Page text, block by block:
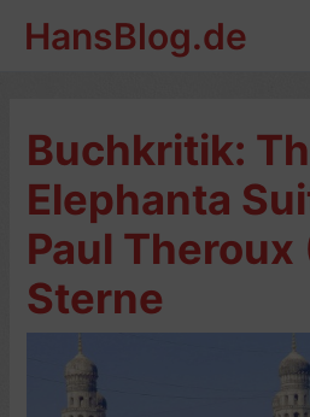
InhaltHansBlog.de
Buchkritik:
Elephanta
Paul Theroux
Sterne